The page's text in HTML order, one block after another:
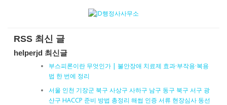
RSS 최신 글
helperjd 최신글
부스피론이란 무엇인가 | 불안장애 치료제 효과·부작용·복용
법 한 번에 정리
서울 인천 기장군 북구 사상구 사하구 남구 동구 북구 서구 광
산구 HACCP 준비 방법 총정리 해썹 인증 서류 현장심사 동선